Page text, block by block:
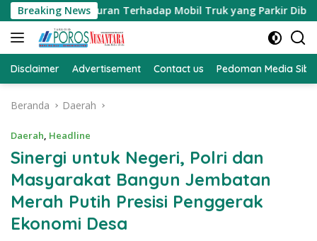
Langsung
ke
konten
Breaking News
Teguran Terhadap Mobil Truk yang Parkir Dibahu
Disclaimer Advertisement Contact us Pedoman Media
Beranda Daerah
Daerah, Headline
Sinergi untuk Negeri, Polri dan
Masyarakat Bangun Jembatan
Merah Putih Presisi Penggerak
Ekonomi Desa